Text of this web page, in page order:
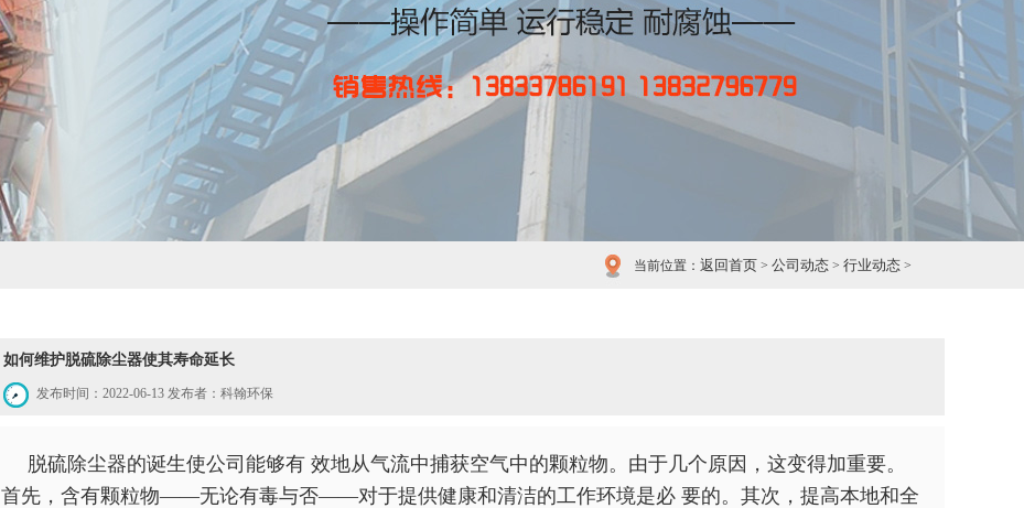
当前位置： 返回首页 > 公司动态 > 行业动态 >
如何维护脱硫除尘器使其寿命延长
发布时间：2022-06-13 发布者：科翰环保
脱硫除尘器的诞生使公司能够有 效地从气流中捕获空气中的颗粒物。由于几个原因，这变得加重要。
首先，含有颗粒物——无论有毒与否——对于提供健康和清洁的工作环境是必 要的。其次，提高本地和全